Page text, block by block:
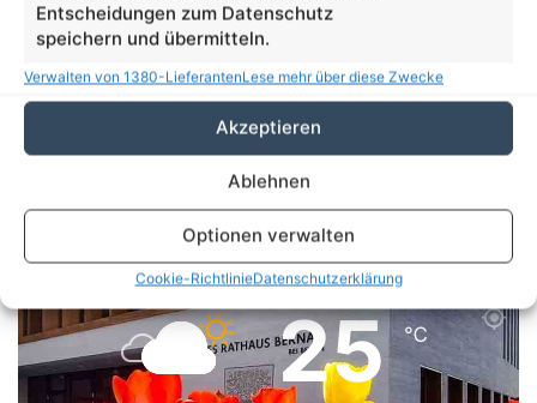
Entscheidungen zum Datenschutz
speichern und übermitteln.
Verwalten von 1380-LieferantenLese mehr über diese Zwecke
Akzeptieren
Ablehnen
Optionen verwalten
Cookie-RichtlinieDatenschutzerklärung
sucht Zeugen
Suchen
25℃